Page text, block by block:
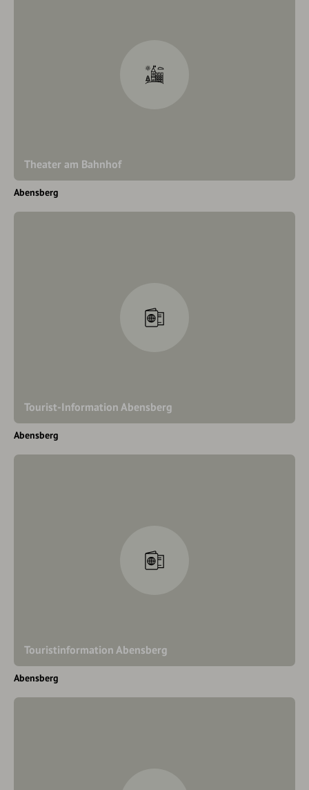
Theater am Bahnhof
Abensberg
Tourist-Information Abensberg
Abensberg
Touristinformation Abensberg
Abensberg